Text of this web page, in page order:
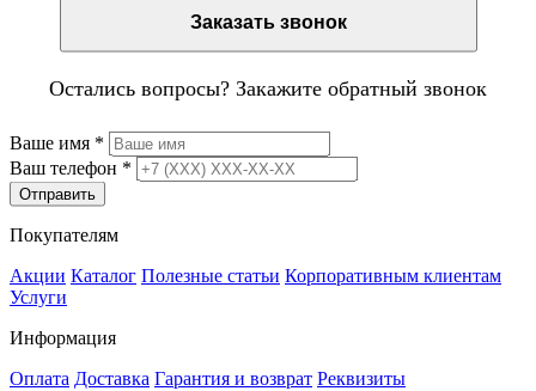
Заказать звонок
Остались вопросы? Закажите обратный звонок
Ваше имя *
Ваш телефон *
Отправить
Покупателям
Акции Каталог Полезные статьи Корпоративным клиентам
Услуги
Информация
Оплата Доставка Гарантия и возврат Реквизиты